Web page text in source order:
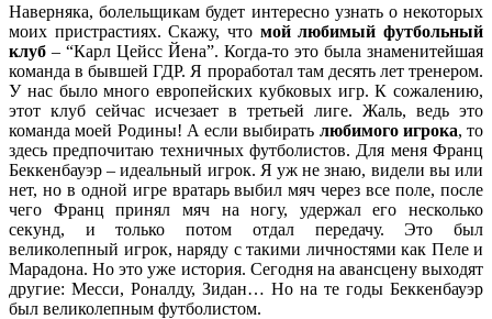
Наверняка, болельщикам будет интересно узнать о некоторых
моих пристрастиях. Скажу, что мой любимый футбольный
клуб – “Карл Цейсс Йена”. Когда-то это была знаменитейшая
команда в бывшей ГДР. Я проработал там десять лет тренером.
У нас было много европейских кубковых игр. К сожалению,
этот клуб сейчас исчезает в третьей лиге. Жаль, ведь это
команда моей Родины! А если выбирать любимого игрока, то
здесь предпочитаю техничных футболистов. Для меня Франц
Беккенбауэр – идеальный игрок. Я уж не знаю, видели вы или
нет, но в одной игре вратарь выбил мяч через все поле, после
чего Франц принял мяч на ногу, удержал его несколько
секунд, и только потом отдал передачу. Это был
великолепный игрок, наряду с такими личностями как Пеле и
Марадона. Но это уже история. Сегодня на авансцену выходят
другие: Месси, Роналду, Зидан… Но на те годы Беккенбауэр
был великолепным футболистом.